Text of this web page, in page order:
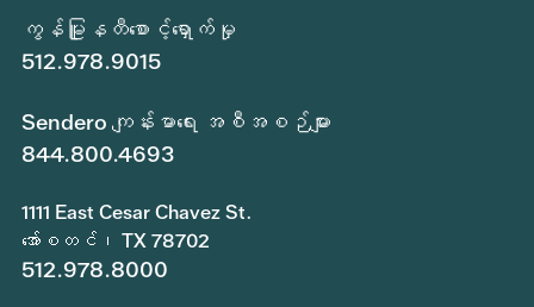
ကွန်မြူနတီစောင့်ရှောက်မှု
512.978.9015
Sendero ကျန်းမာရေး အစီအစဉ်များ
844.800.4693
1111 East Cesar Chavez St.
အော်စတင်၊ TX 78702
512.978.8000